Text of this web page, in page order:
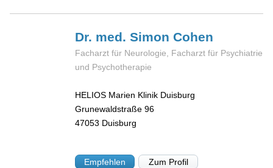
Dr. med. SimonCohen
Facharzt für Neurologie, Facharzt für Psychiatrie
und Psychotherapie
HELIOS Marien Klinik Duisburg
Grunewaldstraße 96
47053 Duisburg
Empfehlen Zum Profil